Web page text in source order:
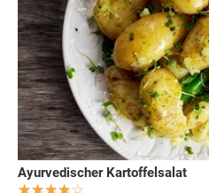
Ayurvedischer Kartoffelsalat